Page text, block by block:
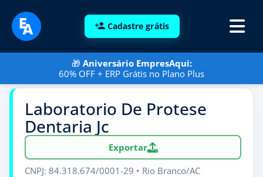
Cadastre grátis
🎁 Aniversário EmpresAqui:
60% OFF + ERP Grátis no Plano Plus
Laboratorio De Protese
Dentaria Jc
Exportar
CNPJ: 84.318.674/0001-29 • Rio Branco/AC